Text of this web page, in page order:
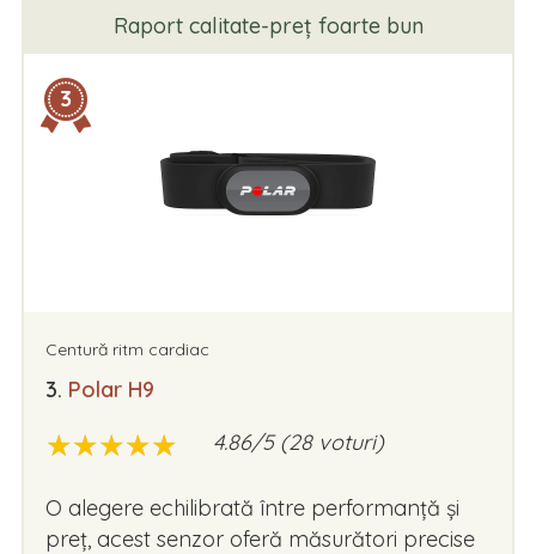
Raport calitate-preț foarte bun
3
Centură ritm cardiac
3. Polar H9
★★★★★
★★★★★ 4.86/5 (28 voturi)
O alegere echilibrată între performanță și
preț, acest senzor oferă măsurători precise